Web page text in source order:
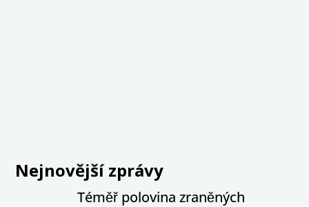
Nejnovější zprávy
Téměř polovina zraněných